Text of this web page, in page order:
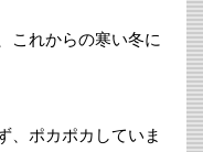
これからの寒い冬に
、ポカポカしていま